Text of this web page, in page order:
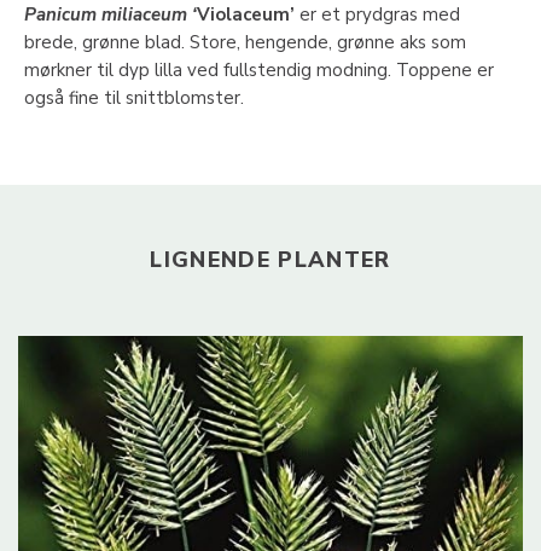
Panicum miliaceum ‘Violaceum’ er et prydgras med
brede, grønne blad. Store, hengende, grønne aks som
mørkner til dyp lilla ved fullstendig modning. Toppene er
også fine til snittblomster.
LIGNENDE PLANTER